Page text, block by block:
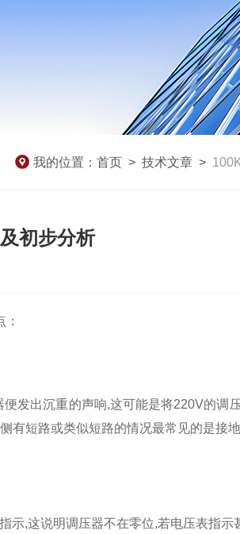
我的位置： 首页 > 技术文章 >
初步分析
出沉重的声响,这可能是将220V的调
有短路或类似短路的情况最常见的是接地
,这说明调压器不在零位,若电压表指示